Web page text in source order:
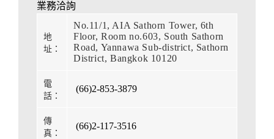
業務洽詢
地
址：
No.11/1, AIA Sathorn Tower, 6th
Floor, Room no.603, South Sathorn
Road, Yannawa Sub-district, Sathorn
District, Bangkok 10120
電
話：
(66)2-853-3879
傳
真：
(66)2-117-3516